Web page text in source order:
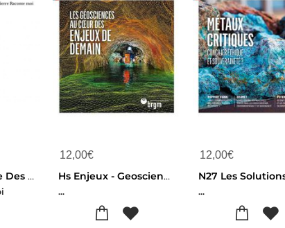
A La Decouverte Des Mineraux
12,00€
Hs Enjeux - Geoscience
...
12,00€
...